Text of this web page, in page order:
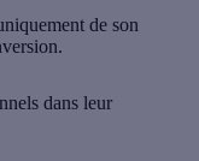
de son
.
dans leur